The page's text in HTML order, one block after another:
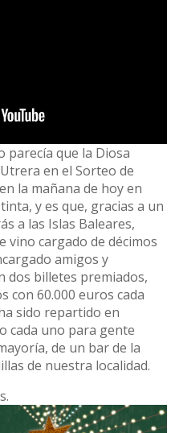
parecía que la Diosa
en el Sorteo de
la mañana de hoy en
y es que, gracias a un
a las Islas Baleares,
vino cargado de décimos
amigos y
dos billetes premiados,
con 60.000 euros cada
sido repartido en
cada uno para gente
de un bar de la
de nuestra localidad.